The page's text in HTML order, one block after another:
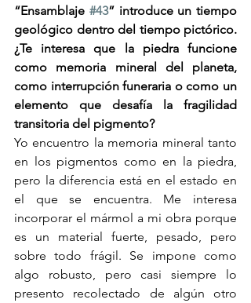
“Ensamblaje #43” introduce un tiempo
geológico dentro del tiempo pictórico.
¿Te interesa que la piedra funcione
como memoria mineral del planeta,
como interrupción funeraria o como un
elemento que desafía la fragilidad
transitoria del pigmento?
Yo encuentro la memoria mineral tanto
en los pigmentos como en la piedra,
pero la diferencia está en el estado en
el que se encuentra. Me interesa
incorporar el mármol a mi obra porque
es un material fuerte, pesado, pero
sobre todo frágil. Se impone como
algo robusto, pero casi siempre lo
presento recolectado de algún otro